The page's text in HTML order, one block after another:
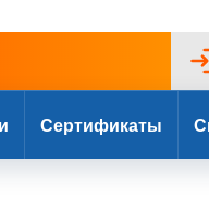
Сертификаты